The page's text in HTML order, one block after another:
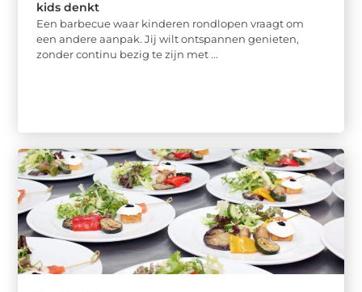
kids denkt
Een barbecue waar kinderen rondlopen vraagt om
een andere aanpak. Jij wilt ontspannen genieten,
zonder continu bezig te zijn met ...